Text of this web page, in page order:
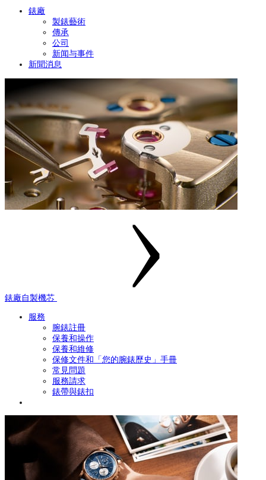
錶廠
製錶藝術
傳承
公司
新闻与事件
新聞消息
錶廠自製機芯
服務
腕錶註冊
保養和操作
保養和維修
保修文件和「您的腕錶歷史」手冊
常見問題
服務請求
錶帶與錶扣